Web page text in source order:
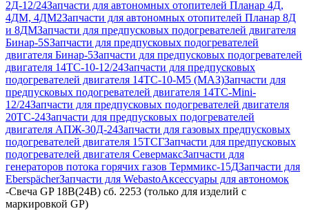
2Д-12/24Запчасти для автономных отопителей Планар 4Д,
4ДМ, 4ДМ2Запчасти для автономных отопителей Планар 8Д
и 8ДМЗапчасти для предпусковых подогревателей двигателя
Бинар-5SЗапчасти для предпусковых подогревателей
двигателя Бинар-5Запчасти для предпусковых подогревателей
двигателя 14ТС-10-12/24Запчасти для предпусковых
подогревателей двигателя 14ТС-10-М5 (МАЗ)Запчасти для
предпусковых подогревателей двигателя 14ТС-Mini-
12/24Запчасти для предпусковых подогревателей двигателя
20ТС-24Запчасти для предпусковых подогревателей
двигателя АПЖ-30Д-24Запчасти для газовых предпусковых
подогревателей двигателя 15ТСГЗапчасти для предпусковых
подогревателей двигателя СевермаксЗапчасти для
генераторов потока горячих газов Терммикс-15ДЗапчасти для
EberspächerЗапчасти для WebastoАксессуары для автономок
-Свеча GP 18В(24В) сб. 2253 (только для изделий с
маркировкой GP)